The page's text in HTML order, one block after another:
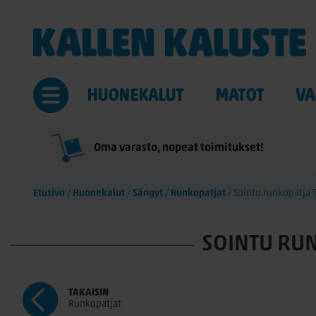
HUONEKALUT MATOT
Oma varasto, nopeat toimitukset!
Etusivu / Huonekalut / Sängyt / Runkopatjat / Sointu runkopatja
SOINTU
TAKAISIN
Runkopatjat